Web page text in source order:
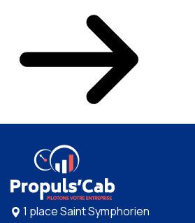
1 place Saint Symphorien